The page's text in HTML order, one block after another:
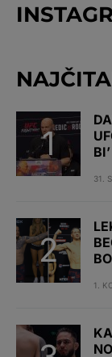
BI’
31.
1.